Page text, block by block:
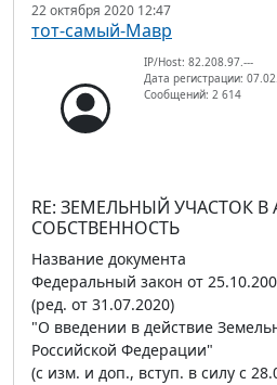
22 октября 2020 12:47
тот-самый-Мавр
IP/Host: 82.208.97.---
Дата регистрации:
Сообщений: 2 614
RE: ЗЕМЕЛЬНЫЙ УЧАСТОК В
СОБСТВЕННОСТЬ
Название документа
Федеральный закон от
(ред. от 31.07.2020)
"О введении в действие
Российской Федерации"
(с изм. и доп., вступ. в силу с